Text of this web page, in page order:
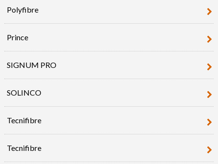
Polyfibre
Prince
SIGNUM PRO
SOLINCO
Tecnifibre
Tecnifibre